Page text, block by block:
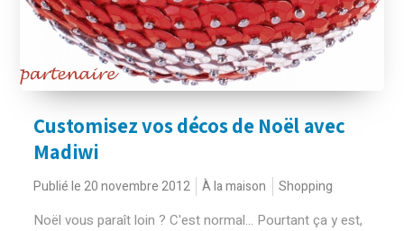
Customisez vos décos de Noël avec
Madiwi
Publié le 20 novembre 2012 À la maison Shopping
Noël vous paraît loin ? C'est normal... Pourtant ça y est,